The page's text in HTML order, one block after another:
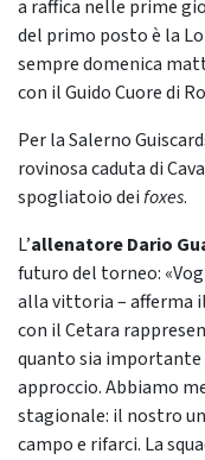
a raffica nelle prime
del primo posto è la
sempre domenica
con il Guido Cuore di
Per la Salerno
rovinosa caduta di
spogliatoio deifoxes.
L’allenatore Dario
futuro del torneo:
alla vittoria – afferma
con il Cetara
quanto sia importante
approccio. Abbiamo
stagionale: il nostro
campo e rifarci. La